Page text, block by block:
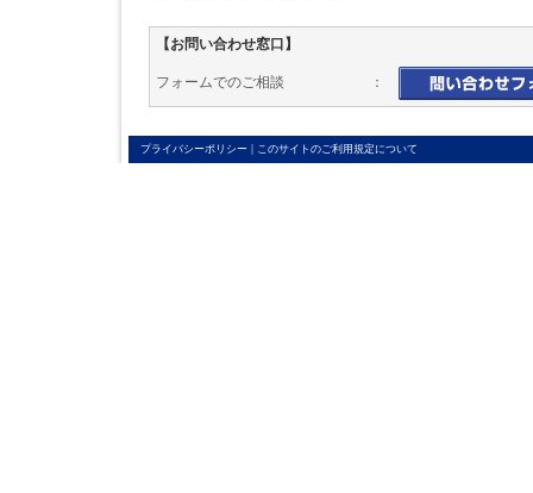
【お問い合わせ窓口】
フォームでのご相談 ：
プライバシーポリシー | このサイトのご利用規定について